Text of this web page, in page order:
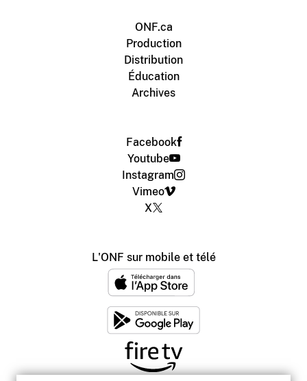
ONF.ca
Production
Distribution
Éducation
Archives
Facebook
Youtube
Instagram
Vimeo
X
L'ONF sur mobile et télé